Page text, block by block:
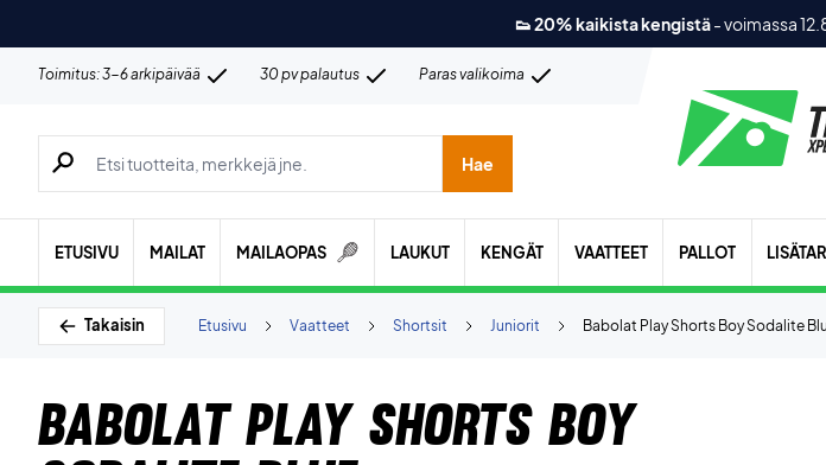
👟 20% kaikista kengistä-voimassa
Toimitus: 3-6 arkipäivää 30 pv palautus Paras valikoima
Hae tuotteita, merkkejä jne.
Hae
ETUSIVU MAILAT MAILAOPAS LAUKUT KENGÄT VAATTEET PALLOT
Takaisin Babolat Play Shorts Boy Sodalite
Juniorit
Shortsit
Vaatteet
Etusivu
Babolat Play Shorts Boy